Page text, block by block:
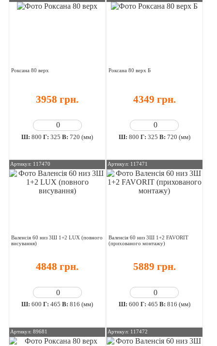
Роксана 80 верх
3958 грн.
Ш:800 Г:325 В:720 (мм)
Роксана 80 верх Б
4349 грн.
Ш: 800 Г: 325 В: 720 (мм)
Артикул: 117470
Валенсія 60 низ 3Ш 1+2 LUX (повного
висування)
4848 грн.
Ш:600 Г:465 В:816 (мм)
Артикул: 117471
Валенсія 60 низ 3Ш 1+2 FAVORIT
(прихованого монтажу)
5889 грн.
Ш: 600 Г: 465 В: 816 (мм)
Артикул: 89681 Артикул: 117472